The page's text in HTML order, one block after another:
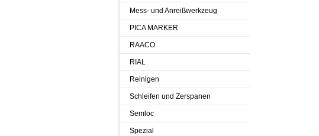
Mess- und Anreißwerkzeug
PICA MARKER
RAACO
RIAL
Reinigen
Schleifen und Zerspanen
Semloc
Spezial